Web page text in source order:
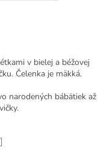
v bielej a béžovej
Čelenka je mäkká.
narodených bábätiek až